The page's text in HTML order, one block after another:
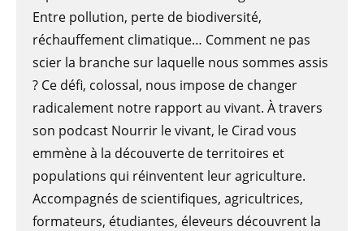
Entre pollution, perte de biodiversité,
réchauffement climatique… Comment ne pas
scier la branche sur laquelle nous sommes assis
? Ce défi, colossal, nous impose de changer
radicalement notre rapport au vivant. À travers
son podcast Nourrir le vivant, le Cirad vous
emmène à la découverte de territoires et
populations qui réinventent leur agriculture.
Accompagnés de scientifiques, agricultrices,
formateurs, étudiantes, éleveurs découvrent la